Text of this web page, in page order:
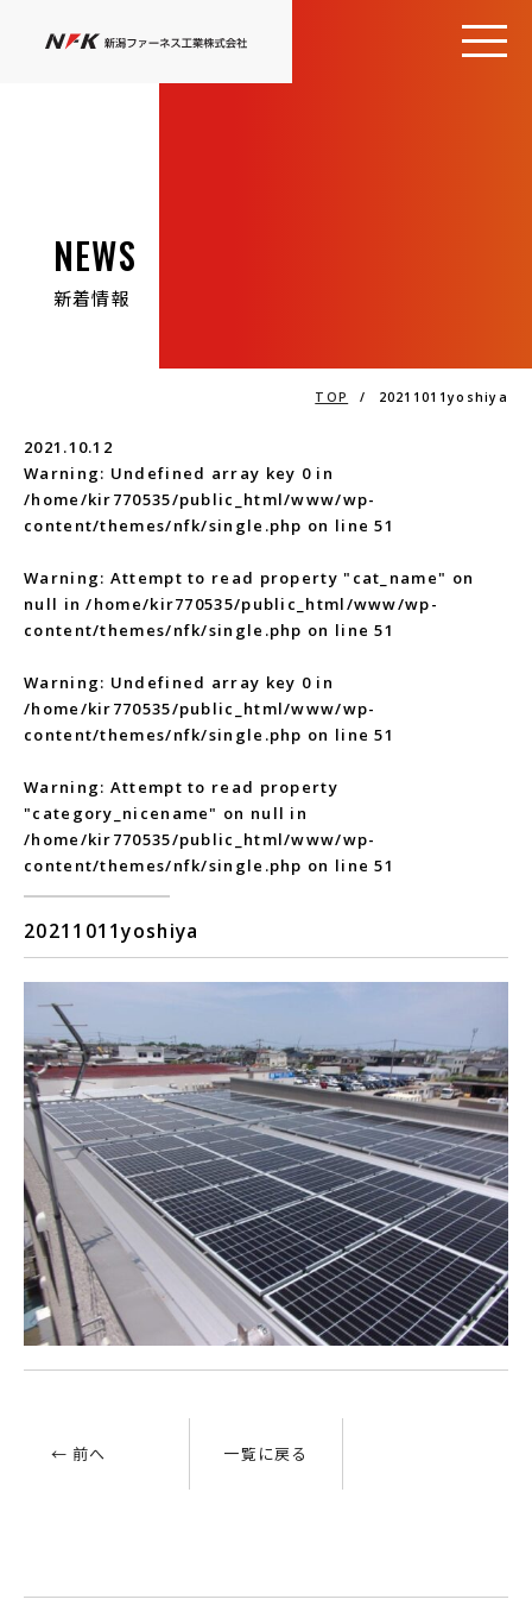
NEWS
新着情報
TOP / 20211011yoshiya
2021.10.12
Warning: Undefined array key 0 in
/home/kir770535/public_html/www/wp-
content/themes/nfk/single.php on line51
Warning: Attempt to read property "cat_name" on
null in/home/kir770535/public_html/www/wp-
content/themes/nfk/single.php on line51
Warning: Undefined array key 0 in
/home/kir770535/public_html/www/wp-
content/themes/nfk/single.php on line51
Warning: Attempt to read property
"category_nicename" on null in
/home/kir770535/public_html/www/wp-
content/themes/nfk/single.php on line51
20211011yoshiya
← 前へ 一覧に戻る